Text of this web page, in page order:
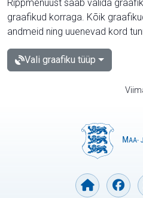
Rippmenüüst saab valida
graafikud korraga. Kõik
andmeid ning uuenevad kord
Vali graafiku tüüp